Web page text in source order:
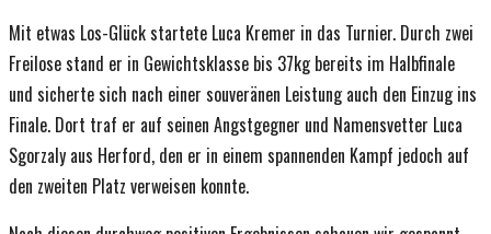
Mit etwas Los-Glück startete Luca Kremer in das Turnier. Durch zwei
Freilose stand er in Gewichtsklasse bis 37kg bereits im Halbfinale
und sicherte sich nach einer souveränen Leistung auch den Einzug ins
Finale. Dort traf er auf seinen Angstgegner und Namensvetter Luca
Sgorzaly aus Herford, den er in einem spannenden Kampf jedoch auf
den zweiten Platz verweisen konnte.